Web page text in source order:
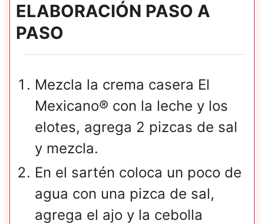
ELABORACIÓN PASO A
PASO
Mezcla la crema casera El
Mexicano® con la leche y los
elotes, agrega 2 pizcas de sal
y mezcla.
En el sartén coloca un poco de
agua con una pizca de sal,
agrega el ajo y la cebolla